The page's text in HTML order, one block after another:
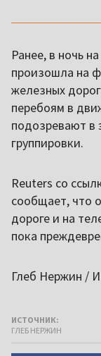
Ранее, в ночь
произошла на
железных
перебоям в
подозревают в
группировки.
Reuters со
сообщает, что
дороге и на
пока
Глеб Нержин /
ИСТОЧНИК:
ГЛЕБ НЕРЖИН